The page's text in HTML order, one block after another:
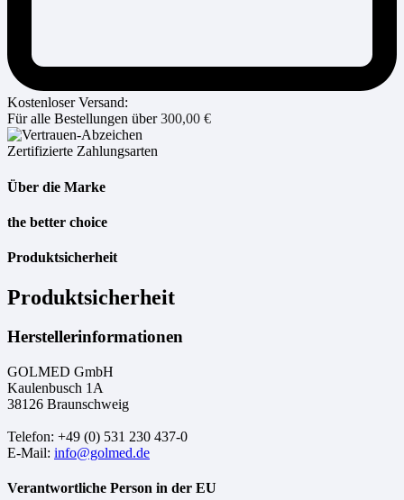
Kostenloser Versand:
Für alle Bestellungen über300,00 €
Zertifizierte Zahlungsarten
Über die Marke
the better choice
Produktsicherheit
Produktsicherheit
Herstellerinformationen
GOLMED GmbH
Kaulenbusch 1A
38126 Braunschweig
Telefon: +49 (0) 531 230 437-0
E-Mail: info@golmed.de
Verantwortliche Person in der EU